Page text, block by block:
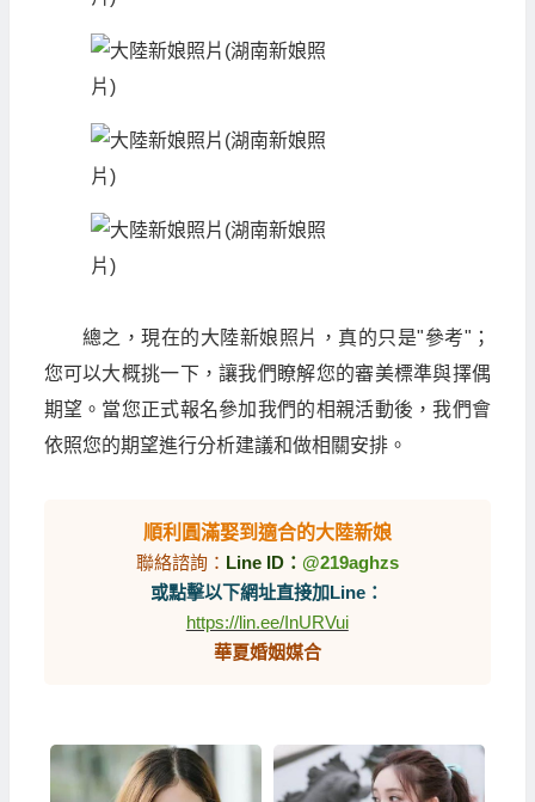
總之，現在的大陸新娘照片，真的只是"參考"；
您可以大概挑一下，讓我們瞭解您的審美標準與擇偶
期望。當您正式報名參加我們的相親活動後，我們會
依照您的期望進行分析建議和做相關安排。
順利圓滿娶到適合的大陸新娘
聯絡諮詢： Line ID： @219aghzs
或點擊以下網址直接加Line：
https://lin.ee/InURVui
華夏婚姻媒合